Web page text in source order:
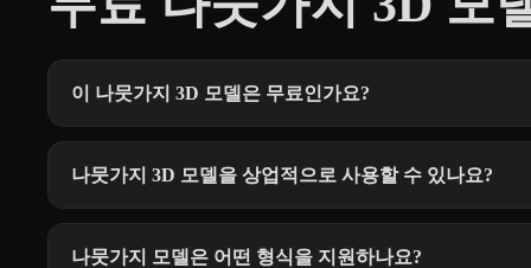
이 나뭇가지 3D 모델은 무료인가요?
나뭇가지 3D 모델을 상업적으로 사용할 수 있나요?
나뭇가지 모델은 어떤 형식을 지원하나요?